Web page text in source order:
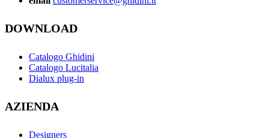
DOWNLOAD
Catalogo Ghidini
Catalogo Lucitalia
Dialux plug-in
AZIENDA
Designers